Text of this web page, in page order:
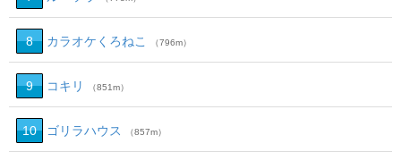
8 カラオケくろねこ （796m）
9 コキリ （851m）
10 ゴリラハウス （857m）